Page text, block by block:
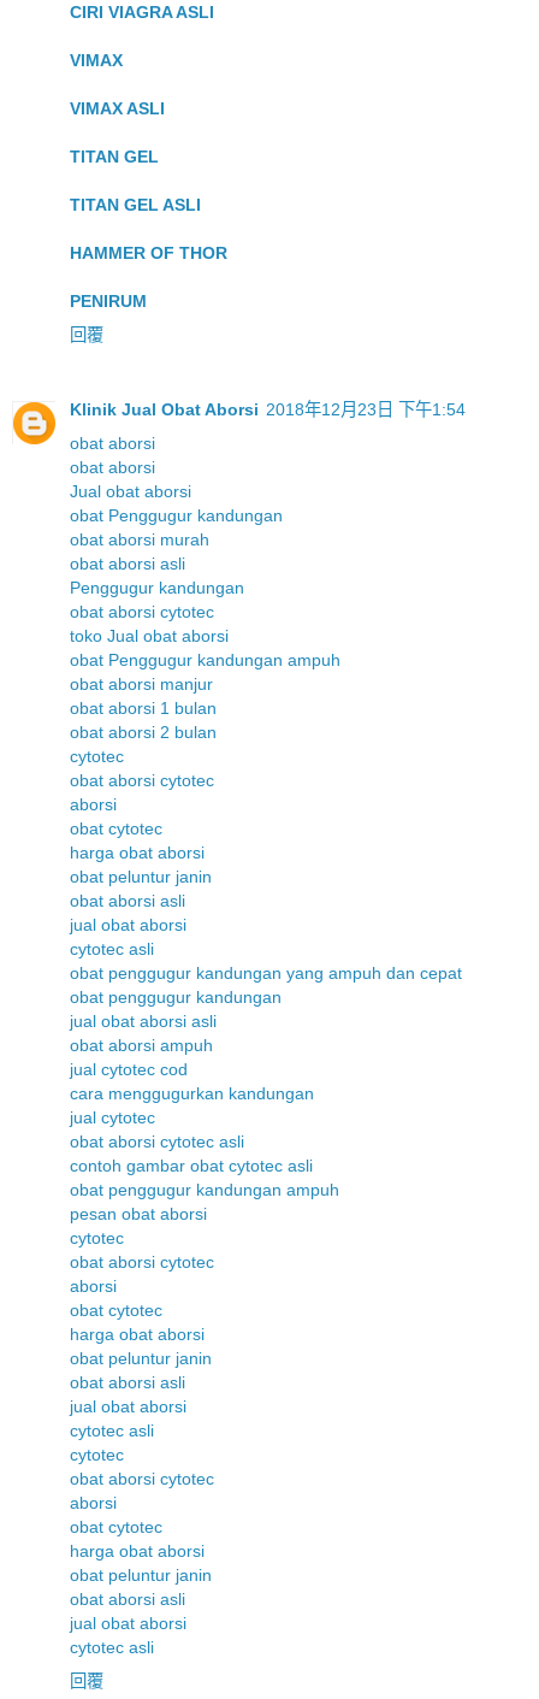
CIRI VIAGRA ASLI
VIMAX
VIMAX ASLI
TITAN GEL
TITAN GEL ASLI
HAMMER OF THOR
PENIRUM
回覆
Klinik Jual Obat Aborsi 2018年12月23日 下午1:54
obat aborsi
obat aborsi
Jual obat aborsi
obat Penggugur kandungan
obat aborsi murah
obat aborsi asli
Penggugur kandungan
obat aborsi cytotec
toko Jual obat aborsi
obat Penggugur kandungan ampuh
obat aborsi manjur
obat aborsi 1 bulan
obat aborsi 2 bulan
cytotec
obat aborsi cytotec
aborsi
obat cytotec
harga obat aborsi
obat peluntur janin
obat aborsi asli
jual obat aborsi
cytotec asli
obat penggugur kandungan yang ampuh dan cepat
obat penggugur kandungan
jual obat aborsi asli
obat aborsi ampuh
jual cytotec cod
cara menggugurkan kandungan
jual cytotec
obat aborsi cytotec asli
contoh gambar obat cytotec asli
obat penggugur kandungan ampuh
pesan obat aborsi
cytotec
obat aborsi cytotec
aborsi
obat cytotec
harga obat aborsi
obat peluntur janin
obat aborsi asli
jual obat aborsi
cytotec asli
cytotec
obat aborsi cytotec
aborsi
obat cytotec
harga obat aborsi
obat peluntur janin
obat aborsi asli
jual obat aborsi
cytotec asli
回覆